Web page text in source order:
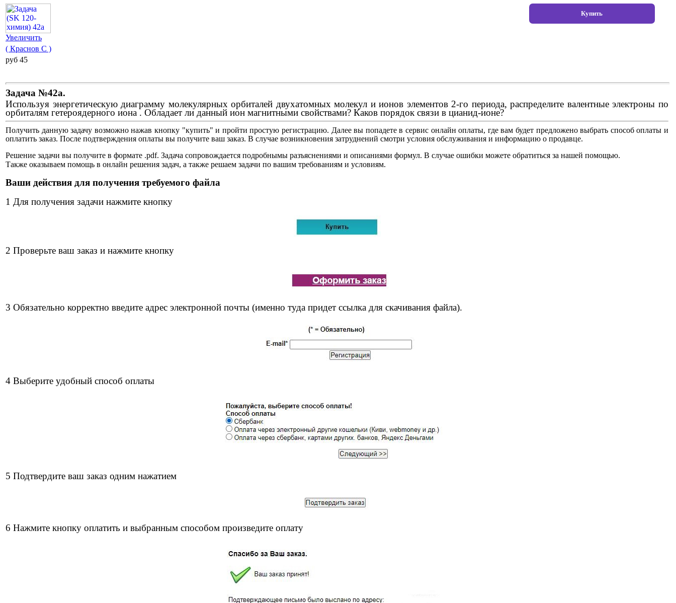
Увеличить
( Краснов С )
pуб 45
Задача №42а.
Используя энергетическую диаграмму молекулярных орбиталей двухатомных молекул и ионов элементов 2-го периода, распределите валентные электроны по
орбиталям гетероядерного иона . Обладает ли данный ион магнитными свойствами? Каков порядок связи в цианид-ионе?
Получить данную задачу возможно нажав кнопку "купить" и пройти простую регистрацию. Далее вы попадете в сервис онлайн оплаты, где вам будет предложено выбрать способ оплаты и
оплатить заказ. После подтверждения оплаты вы получите ваш заказ. В случае возникновения затруднений смотри условия обслуживания и информацию о продавце.
Решение задачи вы получите в формате .pdf. Задача сопровождается подробнымы разъяснениями и описаниями формул. В случае ошибки можете обратиться за нашей помощью.
Также оказываем помощь в онлайн решения задач, а также решаем задачи по вашим требованиям и условиям.
Ваши действия для получения требуемого файла
1 Для получения задачи нажмите кнопку
2 Проверьте ваш заказ и нажмите кнопку
3 Обязательно корректно введите адрес электронной почты (именно туда придет ссылка для скачивания файла).
4 Выберите удобный способ оплаты
5 Подтвердите ваш заказ одним нажатием
6 Нажмите кнопку оплатить и выбранным способом произведите оплату